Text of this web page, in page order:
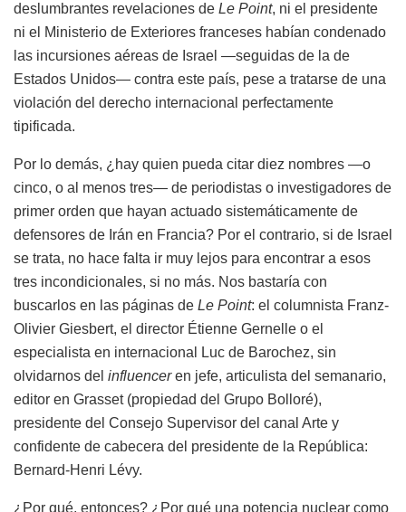
deslumbrantes revelaciones de Le Point, ni el presidente
ni el Ministerio de Exteriores franceses habían condenado
las incursiones aéreas de Israel —seguidas de la de
Estados Unidos— contra este país, pese a tratarse de una
violación del derecho internacional perfectamente
tipificada.
Por lo demás, ¿hay quien pueda citar diez nombres —o
cinco, o al menos tres— de periodistas o investigadores de
primer orden que hayan actuado sistemáticamente de
defensores de Irán en Francia? Por el contrario, si de Israel
se trata, no hace falta ir muy lejos para encontrar a esos
tres incondicionales, si no más. Nos bastaría con
buscarlos en las páginas de Le Point: el columnista Franz-
Olivier Giesbert, el director Étienne Gernelle o el
especialista en internacional Luc de Barochez, sin
olvidarnos del influenceren jefe, articulista del semanario,
editor en Grasset (propiedad del Grupo Bolloré),
presidente del Consejo Supervisor del canal Arte y
confidente de cabecera del presidente de la República:
Bernard-Henri Lévy.
¿Por qué, entonces? ¿Por qué una potencia nuclear como